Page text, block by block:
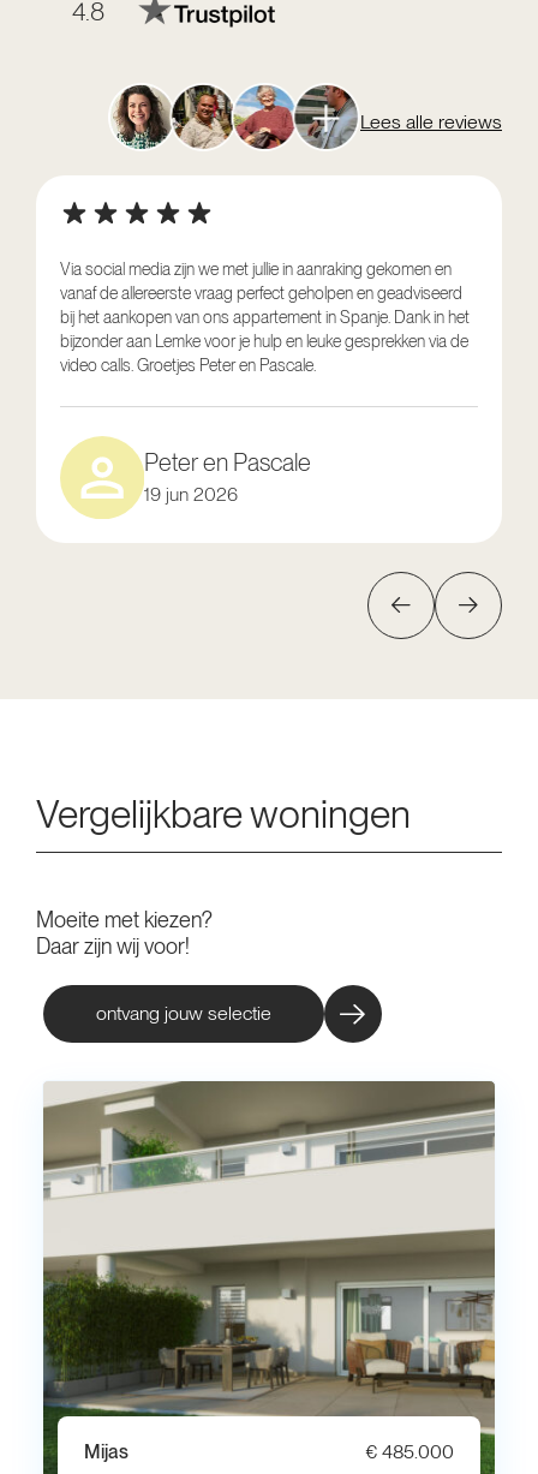
4.8
Lees alle reviews
Via social media zijn we met jullie in aanraking gekomen en
vanaf de allereerste vraag perfect geholpen en geadviseerd
bij het aankopen van ons appartement in Spanje. Dank in het
bijzonder aan Lemke voor je hulp en leuke gesprekken via de
video calls. Groetjes Peter en Pascale.
Peter en Pascale
19 jun 2026
Vergelijkbare woningen
Moeite met kiezen?
Daar zijn wij voor!
ontvang jouw selectie
Mijas
€ 485.000